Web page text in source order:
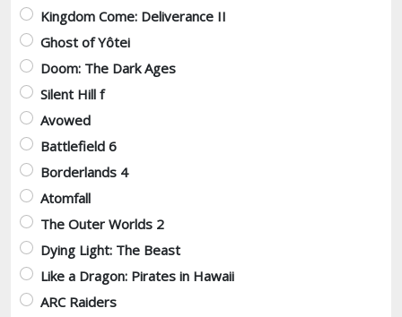
Kingdom Come: Deliverance II
Ghost of Yôtei
Doom: The Dark Ages
Silent Hill f
Avowed
Battlefield 6
Borderlands 4
Atomfall
The Outer Worlds 2
Dying Light: The Beast
Like a Dragon: Pirates in Hawaii
ARC Raiders